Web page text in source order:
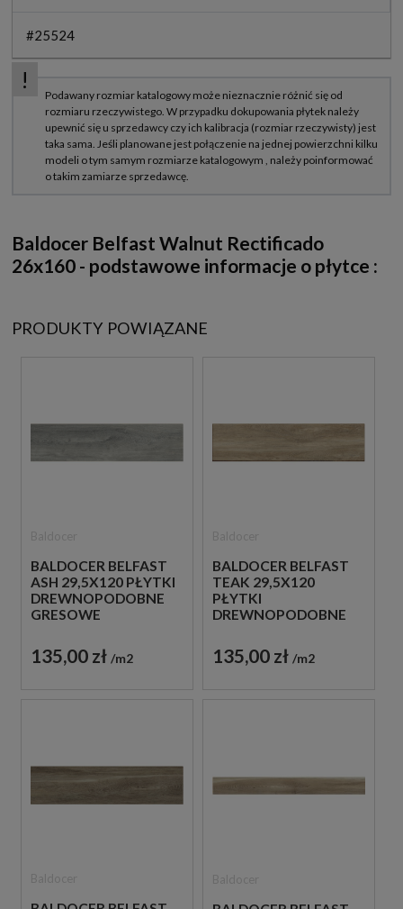
#25524
Baldocer Belfast Walnut Rectificado
26x160 - podstawowe informacje o płytce :
PRODUKTY POWIĄZANE
BALDOCER BELFAST
ASH 29,5X120 PŁYTKI
DREWNOPODOBNE
GRESOWE
135,00 zł m2
BALDOCER BELFAST
TEAK 29,5X120
PŁYTKI
DREWNOPODOBNE
135,00 zł m2